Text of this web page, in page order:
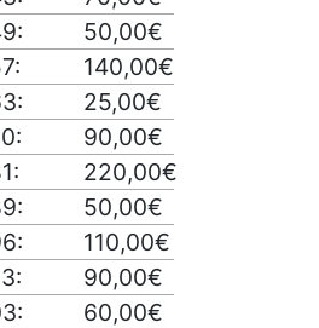
50,00€
140,00€
25,00€
90,00€
220,00€
50,00€
110,00€
90,00€
60,00€